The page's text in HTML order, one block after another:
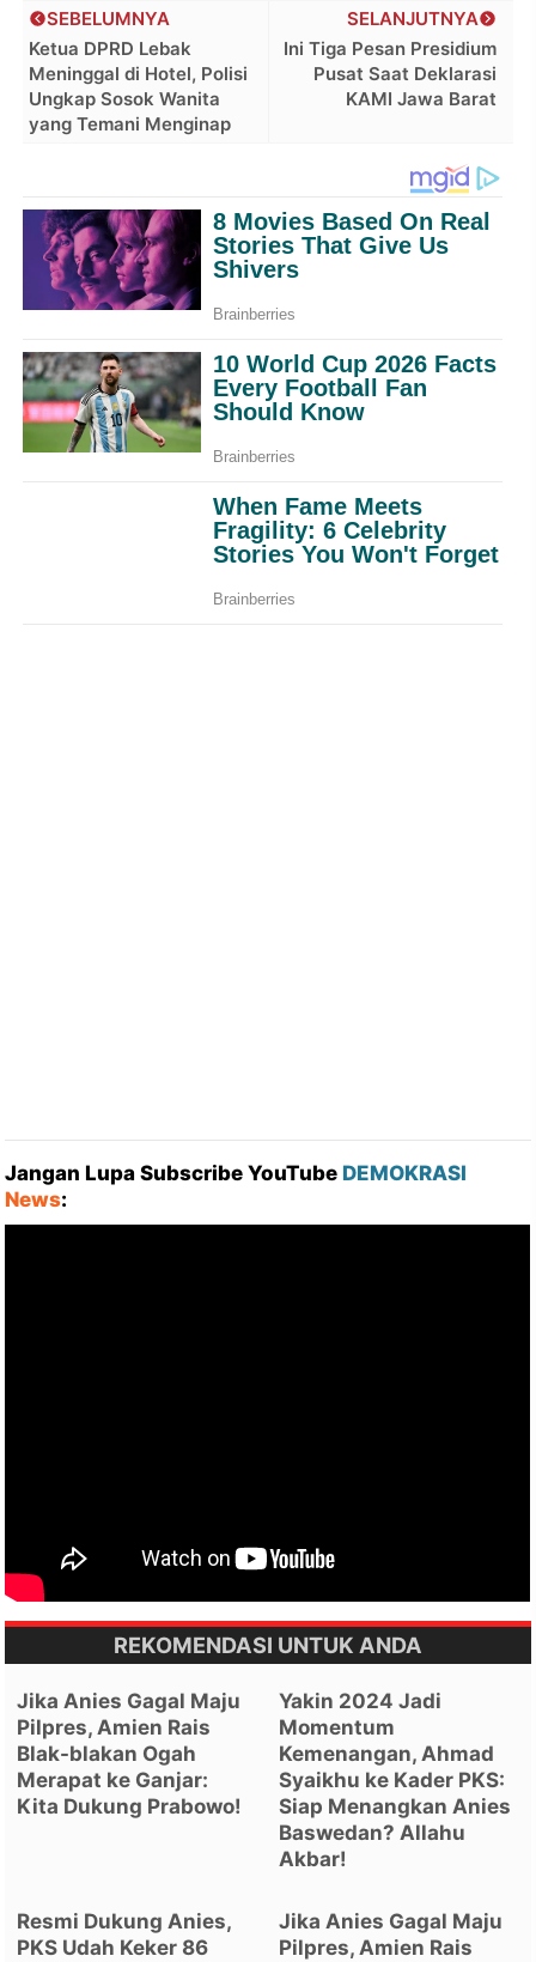
SELANJUTNYA
Ini Tiga Pesan Presidium
Pusat Saat Deklarasi
KAMI Jawa Barat
SEBELUMNYA
Ketua DPRD Lebak
Meninggal di Hotel, Polisi
Ungkap Sosok Wanita
yang Temani Menginap
Jangan Lupa Subscribe YouTube DEMOKRASI
News:
REKOMENDASI UNTUK ANDA
Jika Anies Gagal Maju
Pilpres, Amien Rais
Blak-blakan Ogah
Merapat ke Ganjar:
Kita Dukung Prabowo!
Yakin 2024 Jadi
Momentum
Kemenangan, Ahmad
Syaikhu ke Kader PKS:
Siap Menangkan Anies
Baswedan? Allahu
Akbar!
Resmi Dukung Anies,
PKS Udah Keker 86
Jika Anies Gagal Maju
Pilpres, Amien Rais